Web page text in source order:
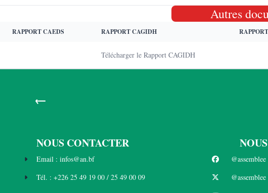
Autres
RAPPORT CAEDS RAPPORT CAGIDH
Télécharger le Rapport CAGIDH
←
NOUS CONTACTER
Email : infos@an.bf
Tél. : +226 25 49 19 00 / 25 49 00 09